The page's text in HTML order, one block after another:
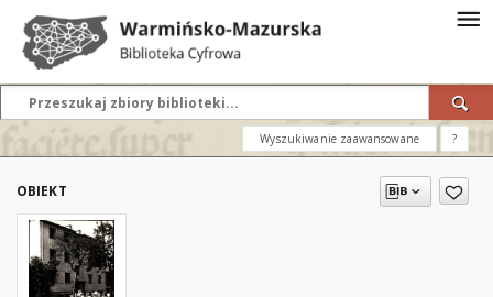
Wyszukiwanie zaawansowane ?
OBIEKT